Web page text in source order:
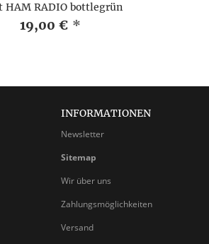
HAM RADIO bottlegrün
19,00 € *
INFORMATIONEN
Newsletter
Sitemap
Wir über uns
Zahlungsmöglichkeiten
Versand